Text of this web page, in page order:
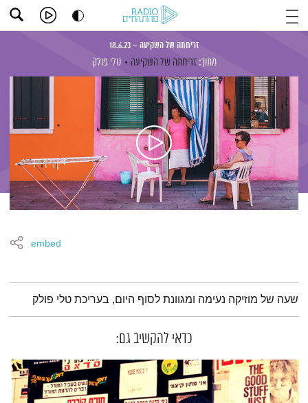
זריחתה של השקיעה – 18.6.23
מתוך: זריחתה של השקיעה טלי פולק
embed
תמצית הפודקאסט
שעה של מוזיקה נעימה ומגוונת לסוף היום, בעריכת טלי פולק
כדאי להקשיב גם: